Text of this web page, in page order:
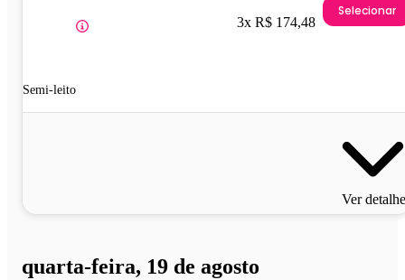
Semi-leito
3x R$ 174,48
Selecionar
Ver
quarta-feira, 19 de agosto